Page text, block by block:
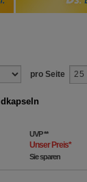
pro Seite
UVP**
Unser Preis*
Sie sparen